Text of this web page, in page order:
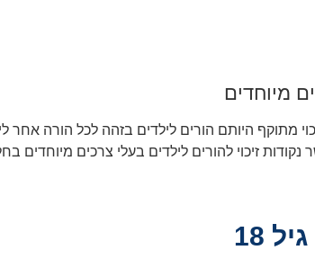
מיוחדים
בעלי צרכים מיוחדים בחלוקה בין ילדים עד גיל 18 ובוגרים מעל גיל 18
18